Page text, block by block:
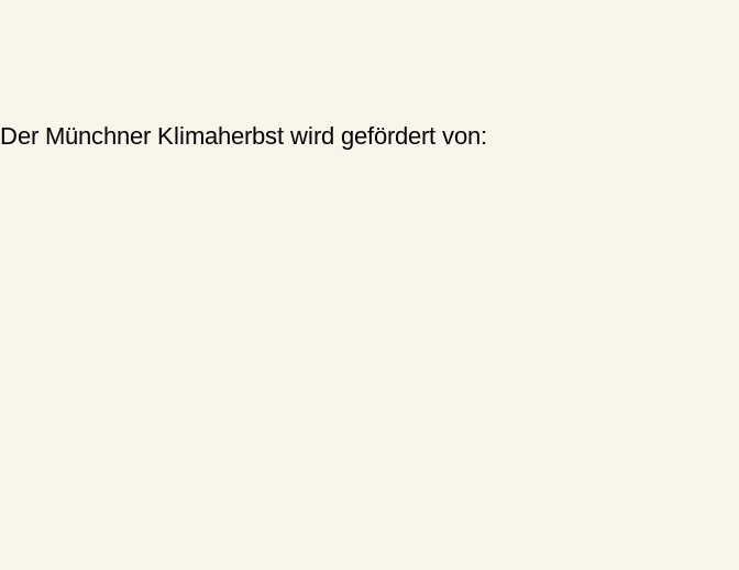
Der Münchner Klimaherbst wird gefördert von: